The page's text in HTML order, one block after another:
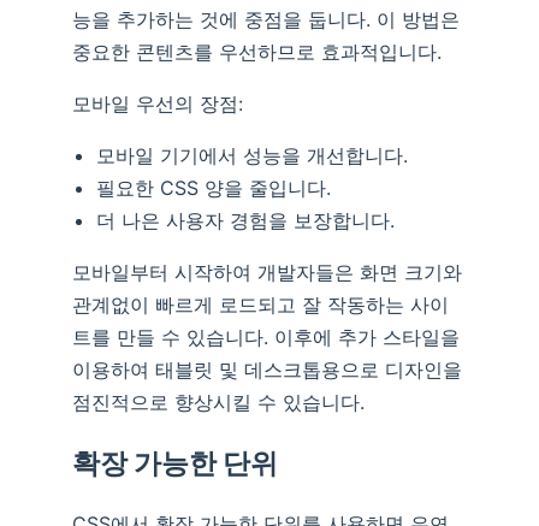
능을 추가하는 것에 중점을 둡니다. 이 방법은
중요한 콘텐츠를 우선하므로 효과적입니다.
모바일 우선의 장점:
모바일 기기에서 성능을 개선합니다.
필요한 CSS 양을 줄입니다.
더 나은 사용자 경험을 보장합니다.
모바일부터 시작하여 개발자들은 화면 크기와
관계없이 빠르게 로드되고 잘 작동하는 사이
트를 만들 수 있습니다. 이후에 추가 스타일을
이용하여 태블릿 및 데스크톱용으로 디자인을
점진적으로 향상시킬 수 있습니다.
확장 가능한 단위